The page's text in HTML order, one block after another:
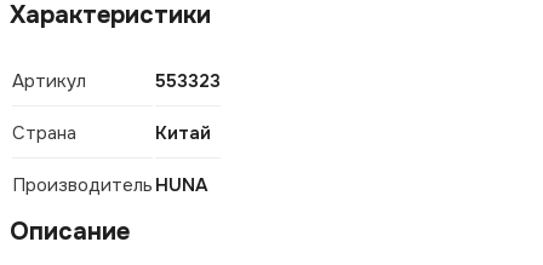
Характеристики
Артикул 553323
Страна Китай
Производитель HUNA
Описание